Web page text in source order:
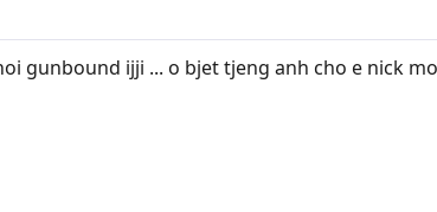
gunbound ijji ... o bjet tjeng anh cho e nick